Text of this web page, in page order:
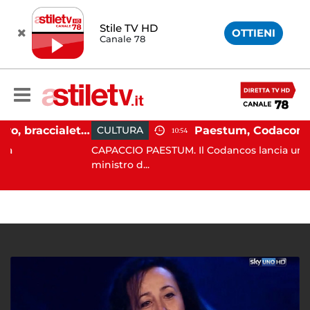
Stile TV HD
Canale 78 OTTIENI
Martina Carbonaro, braccialetto elettronico per i genitori della 14enne uccisa dall'ex CULTURA 10:54
CAPACCIO PAESTUM. Il Codancos lancia un appello
ministro d...